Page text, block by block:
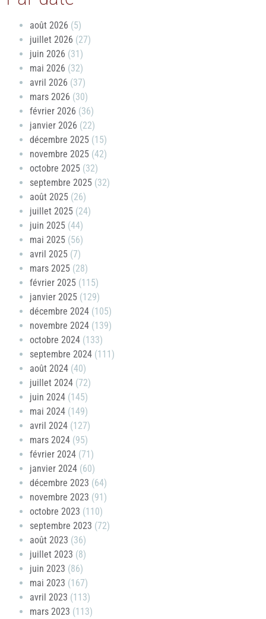
août 2026 (5)
juillet 2026 (27)
juin 2026 (31)
mai 2026 (32)
avril 2026 (37)
mars 2026 (30)
février 2026 (36)
janvier 2026 (22)
décembre 2025 (15)
novembre 2025 (42)
octobre 2025 (32)
septembre 2025 (32)
août 2025 (26)
juillet 2025 (24)
juin 2025 (44)
mai 2025 (56)
avril 2025 (7)
mars 2025 (28)
février 2025 (115)
janvier 2025 (129)
décembre 2024 (105)
novembre 2024 (139)
octobre 2024 (133)
septembre 2024 (111)
août 2024 (40)
juillet 2024 (72)
juin 2024 (145)
mai 2024 (149)
avril 2024 (127)
mars 2024 (95)
février 2024 (71)
janvier 2024 (60)
décembre 2023 (64)
novembre 2023 (91)
octobre 2023 (110)
septembre 2023 (72)
août 2023 (36)
juillet 2023 (8)
juin 2023 (86)
mai 2023 (167)
avril 2023 (113)
mars 2023 (113)